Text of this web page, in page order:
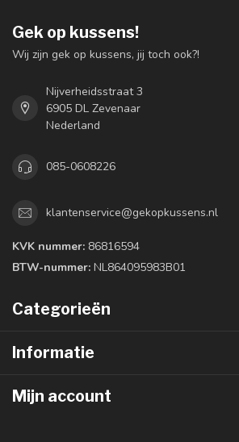
Gek op kussens!
Wij zijn gek op kussens, jij toch ook?!
Nijverheidsstraat 3
6905 DL Zevenaar
Nederland
085-0608226
klantenservice@gekopkussens.nl
KVK nummer: 86816594
BTW-nummer: NL864095983B01
Categorieën
Informatie
Mijn account